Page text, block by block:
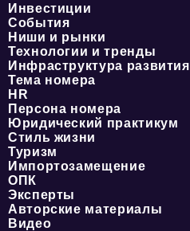
Инвестиции
События
Ниши и рынки
Технологии и тренды
Инфраструктура развития
Тема номера
HR
Персона номера
Юридический практикум
Стиль жизни
Туризм
Импортозамещение
ОПК
Эксперты
Авторские материалы
Видео